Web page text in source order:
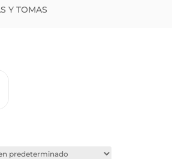
Y TOMAS